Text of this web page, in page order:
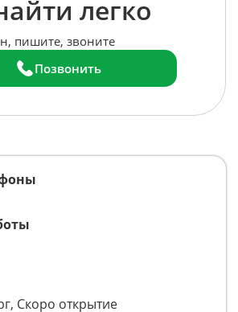
легко
пишите, звоните
Позвонить
Скоро открытие